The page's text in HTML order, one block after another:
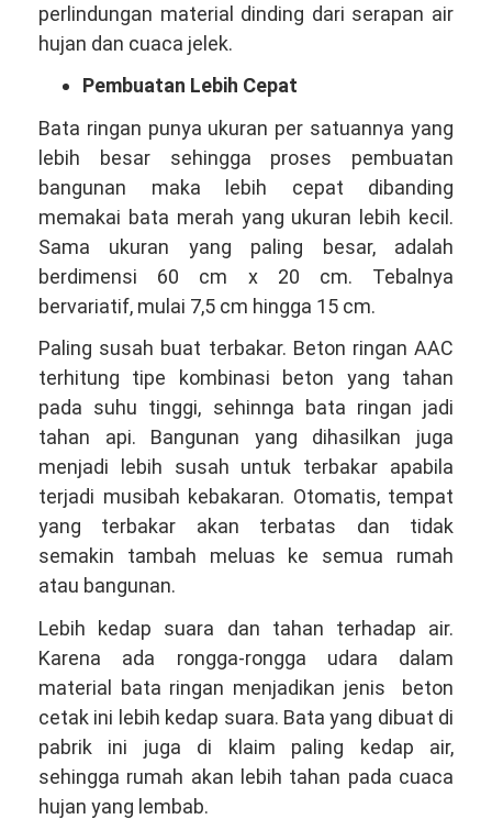
perlindungan material dinding dari serapan air
hujan dan cuaca jelek.
Pembuatan Lebih Cepat
Bata ringan punya ukuran per satuannya yang
lebih besar sehingga proses pembuatan
bangunan maka lebih cepat dibanding
memakai bata merah yang ukuran lebih kecil.
Sama ukuran yang paling besar, adalah
berdimensi 60 cm x 20 cm. Tebalnya
bervariatif, mulai 7,5 cm hingga 15 cm.
Paling susah buat terbakar. Beton ringan AAC
terhitung tipe kombinasi beton yang tahan
pada suhu tinggi, sehinnga bata ringan jadi
tahan api. Bangunan yang dihasilkan juga
menjadi lebih susah untuk terbakar apabila
terjadi musibah kebakaran. Otomatis, tempat
yang terbakar akan terbatas dan tidak
semakin tambah meluas ke semua rumah
atau bangunan.
Lebih kedap suara dan tahan terhadap air.
Karena ada rongga-rongga udara dalam
material bata ringan menjadikan jenis beton
cetak ini lebih kedap suara. Bata yang dibuat di
pabrik ini juga di klaim paling kedap air,
sehingga rumah akan lebih tahan pada cuaca
hujan yang lembab.